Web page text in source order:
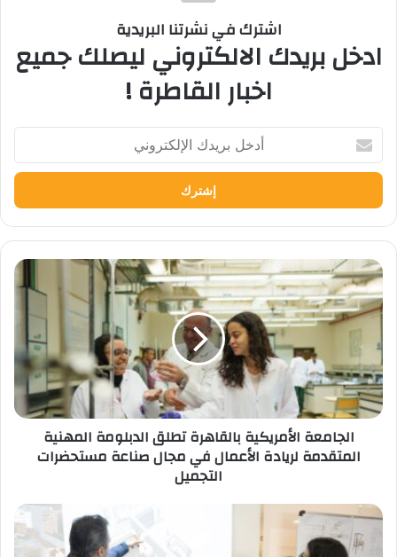
اشترك في نشرتنا البريدية
ادخل بريدك الالكتروني ليصلك جميع
اخبار القاطرة !
بريدك
الإلكتروني
الجامعة
الأمريكية
بالقاهرة
تطلق
الدبلومة
المهنية
المتقدمة
لريادة
الأعمال
مجال
التجميل
الجامعة الأمريكية بالقاهرة تطلق الدبلومة المهنية
المتقدمة لريادة الأعمال في مجال صناعة مستحضرات
التجميل
شركات
التنمية
العقارية